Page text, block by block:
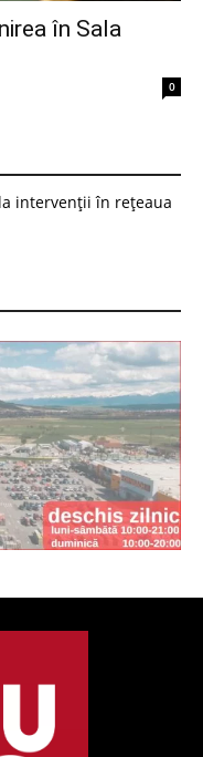
în Sala
0
intervenții în rețeaua